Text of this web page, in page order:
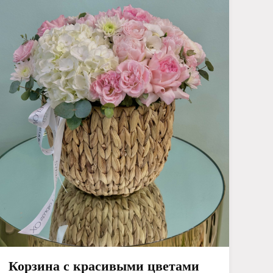
Корзина с красивыми цветами